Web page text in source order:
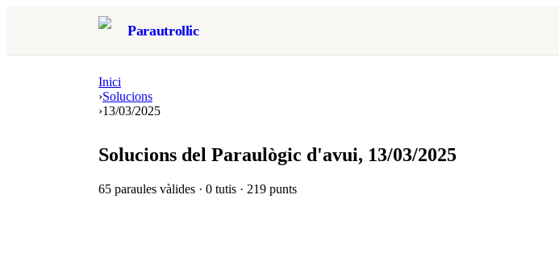
Parautrollic
Inici
›Solucions
›13/03/2025
Solucions del Paraulògic d'avui, 13/03/2025
65 paraules vàlides · 0 tutis · 219 punts